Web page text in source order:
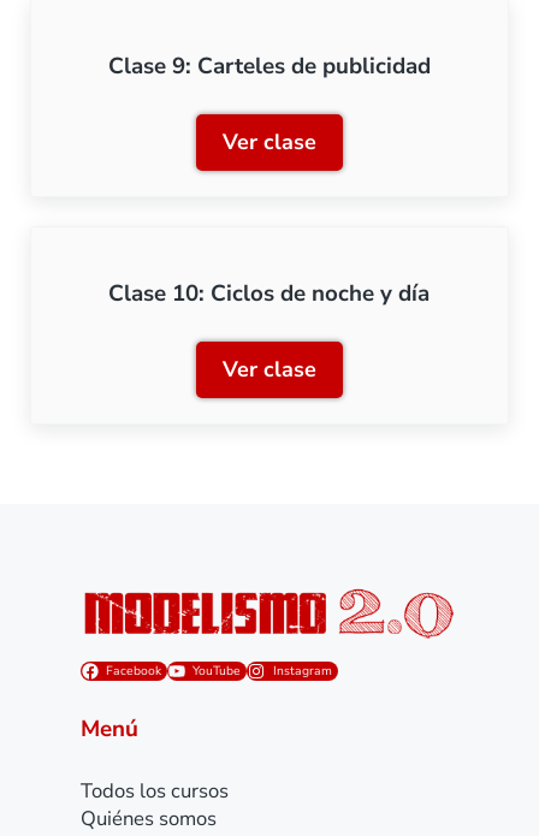
Clase 9: Carteles de publicidad
Ver claseClase 9: Carteles de
Clase 10: Ciclos de noche y día
Ver claseClase 10: Ciclos de noche
Facebook YouTube Instagram
Menú
Todos los cursos
Quiénes somos